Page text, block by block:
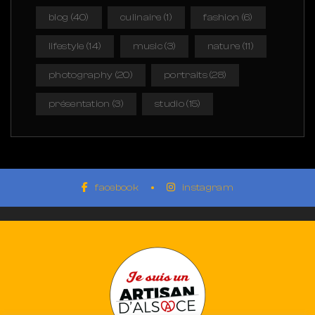
blog (40) culinaire (1) fashion (6)
lifestyle (14) music(3) nature (11)
photography (20) portraits(28)
présentation (3) studio(15)
facebook instagram